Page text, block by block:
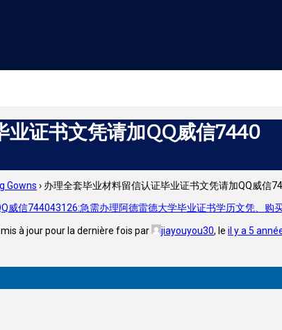
业证书文凭请加QQ威信7440
Gowns › 办理全套毕业材料留信认证毕业证书文凭请加QQ威信
威信744043126:急需办理阿德雷德大学毕业证书学历文凭、
à jour pour la dernière fois par jiayouyou30, le il y a 5